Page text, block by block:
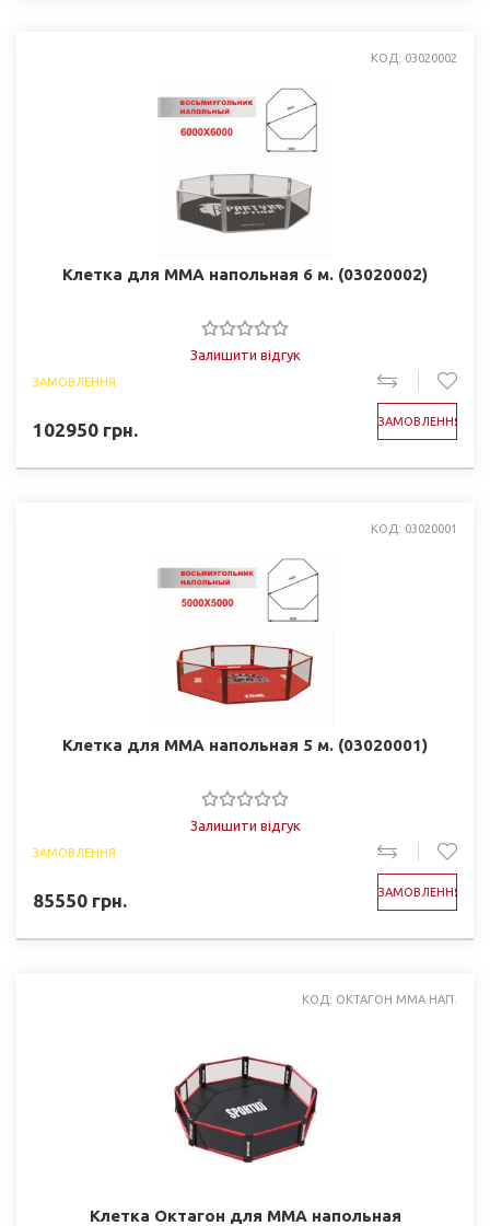
КОД: 03020002
Клетка для ММА напольная 6 м. (03020002)
Залишити відгук
ЗАМОВЛЕННЯ
102950 грн. ЗАМОВЛЕННЯ
КОД: 03020001
Клетка для ММА напольная 5 м. (03020001)
Залишити відгук
ЗАМОВЛЕННЯ
85550 грн. ЗАМОВЛЕННЯ
КОД: ОКТАГОН ММА НАП.
Клетка Октагон для ММА напольная